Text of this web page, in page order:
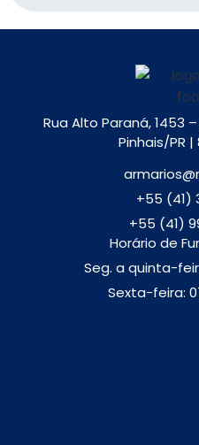
Rua Alto Paraná, 1453
Pinhais/PR
+55 (41)
+55 (41)
Horário de
Seg. a quinta-
Sexta-feira: